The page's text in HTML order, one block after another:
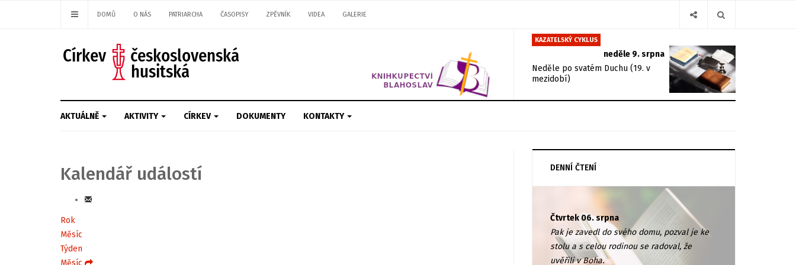
DOMŮ O NÁS PATRIARCHA ČASOPISY ZPĚVNÍK VIDEA GALERIE
KAZATELSKÝ CYKLUS
neděle 9. srpna
Neděle po svatém Duchu (19. v
mezidobí)
AKTUÁLNĚ AKTIVITY CÍRKEV DOKUMENTY KONTAKTY
Kalendář událostí
Rok
Měsíc
Týden
Měsíc
DENNÍ ČTENÍ
Čtvrtek 06. srpna
Pak je zavedl do svého domu, pozval je ke
stolu a s celou rodinou se radoval, že
uvěřili v Boha.